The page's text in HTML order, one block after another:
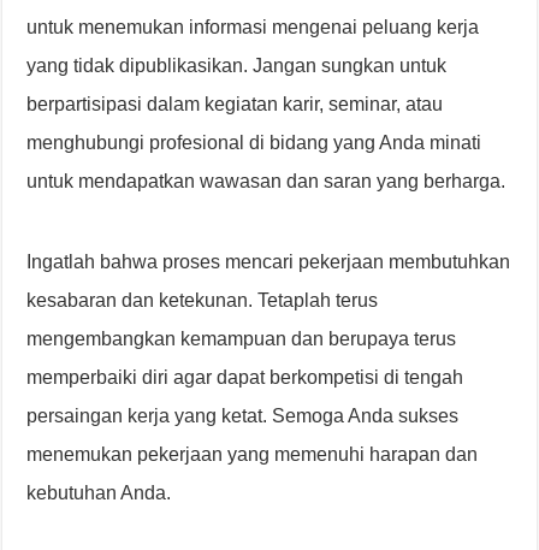
untuk menemukan informasi mengenai peluang kerja
yang tidak dipublikasikan. Jangan sungkan untuk
berpartisipasi dalam kegiatan karir, seminar, atau
menghubungi profesional di bidang yang Anda minati
untuk mendapatkan wawasan dan saran yang berharga.
Ingatlah bahwa proses mencari pekerjaan membutuhkan
kesabaran dan ketekunan. Tetaplah terus
mengembangkan kemampuan dan berupaya terus
memperbaiki diri agar dapat berkompetisi di tengah
persaingan kerja yang ketat. Semoga Anda sukses
menemukan pekerjaan yang memenuhi harapan dan
kebutuhan Anda.